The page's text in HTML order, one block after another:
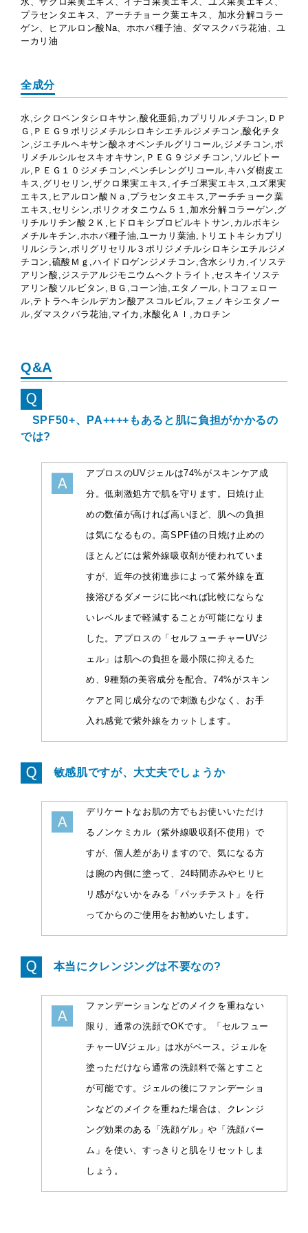
プラセンタエキス、アーチチョーク葉エキス、加水分解コラー
ゲン、ヒアルロン酸Na、ホホバ種子油、ダマスクバラ花油、ユ
ーカリ油
全成分
水,シクロペンタシロキサン,酸化亜鉛,カプリリルメチコン,ＤＰ
Ｇ,ＰＥＧ９ポリジメチルシロキシエチルジメチコン,酸化チタ
ン,ジエチルヘキサン酸ネオペンチルグリコール,ジメチコン,ポ
リメチルシルセスキオキサン,ＰＥＧ９ジメチコン,ソルビトー
ル,ＰＥＧ１０ジメチコン,ペンチレングリコール,キハダ樹皮エ
キス,グリセリン,ザクロ果実エキス,イチゴ果実エキス,ユズ果実
エキス,ヒアルロン酸Ｎａ,プラセンタエキス,アーチチョーク葉
エキス,セリシン,ポリクオタニウム５１,加水分解コラーゲン,グ
リチルリチン酸２Ｋ,ヒドロキシプロピルキトサン,カルボキシ
メチルキチン,ホホバ種子油,ユーカリ葉油,トリエトキシカプリ
リルシラン,ポリグリセリル３ポリジメチルシロキシエチルジメ
チコン,硫酸Ｍｇ,ハイドロゲンジメチコン,含水シリカ,イソステ
アリン酸,ジステアルジモニウムヘクトライト,セスキイソステ
アリン酸ソルビタン,ＢＧ,コーン油,エタノール,トコフェロー
ル,テトラヘキシルデカン酸アスコルビル,フェノキシエタノー
ル,ダマスクバラ花油,マイカ,水酸化Ａｌ,カロチン
Q&A
SPF50+、PA++++もあると肌に負担がかかるの
では?
アプロスのUVジェルは74%がスキンケア成
分。低刺激処方で肌を守ります。日焼け止
めの数値が高ければ高いほど、肌への負担
は気になるもの。高SPF値の日焼け止めの
ほとんどには紫外線吸収剤が使われていま
すが、近年の技術進歩によって紫外線を直
接浴びるダメージに比べれば比較にならな
いレベルまで軽減することが可能になりま
した。アプロスの「セルフューチャーUVジ
ェル」は肌への負担を最小限に抑えるた
め、9種類の美容成分を配合。74%がスキン
ケアと同じ成分なので刺激も少なく、お手
入れ感覚で紫外線をカットします。
敏感肌ですが、大丈夫でしょうか
デリケートなお肌の方でもお使いいただけ
るノンケミカル（紫外線吸収剤不使用）で
すが、個人差がありますので、気になる方
は腕の内側に塗って、24時間赤みやヒリヒ
リ感がないかをみる「パッチテスト」を行
ってからのご使用をお勧めいたします。
本当にクレンジングは不要なの?
ファンデーションなどのメイクを重ねない
限り、通常の洗顔でOKです。「セルフュー
チャーUVジェル」は水がベース。ジェルを
塗っただけなら通常の洗顔料で落とすこと
が可能です。ジェルの後にファンデーショ
ンなどのメイクを重ねた場合は、クレンジ
ング効果のある「洗顔ゲル」や「洗顔バー
ム」を使い、すっきりと肌をリセットしま
しょう。